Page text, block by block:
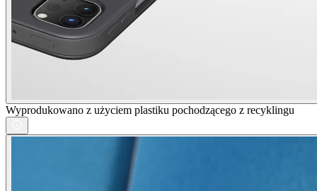
Wyprodukowano z użyciem plastiku pochodzącego z recyklingu